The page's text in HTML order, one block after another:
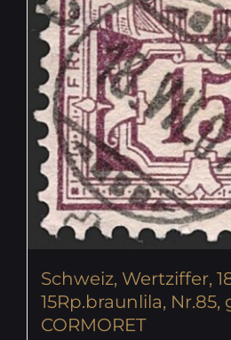
Schweiz, Wertziffer,
15Rp.braunlila,
CORMORET